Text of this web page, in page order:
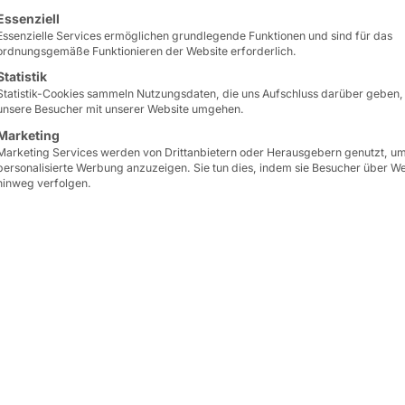
INFRASTRUKTUR
Lösungen
revolutioniert die
Sensoren
Dank der flexiblen
problemlos in
eine Liste der Service-Gruppen, für die eine
Services ermöglichen grundlegende Funktionen und sind für das
Funktionieren der Website erforderlich.
Cookies sammeln Nutzungsdaten, die uns Aufschluss darüber
Besucher mit unserer Website umgehen.
Services werden von Drittanbietern oder Herausgebern genutzt, um
Werbung anzuzeigen. Sie tun dies, indem sie Besucher über
verfolgen.